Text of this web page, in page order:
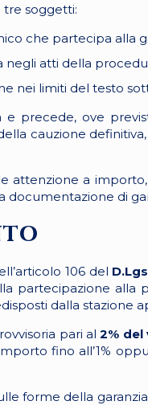
soggetti:
che partecipa alla
negli atti della
nei limiti del testo
precede, ove
cauzione
a
documentazione di
106 del
partecipazione
dalla stazione
pari al2%
fino all’1%
forme della